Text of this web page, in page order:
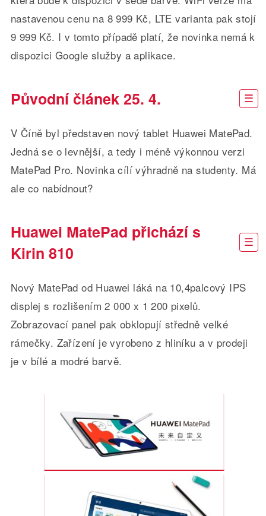
nastavenou cenu na 8 999 Kč, LTE varianta pak stojí
9 999 Kč. I v tomto případě platí, že novinka nemá k
dispozici Google služby a aplikace.
Původní článek 25. 4.
V Číně byl představen nový tablet Huawei MatePad.
Jedná se o levnější, a tedy i méně výkonnou verzi
MatePad Pro. Novinka cílí výhradně na studenty. Má
ale co nabídnout?
Huawei MatePad přichází s
Kirin 810
Nový MatePad od Huawei láká na 10,4palcový IPS
displej s rozlišením 2 000 x 1 200 pixelů.
Zobrazovací panel pak obklopují středně velké
rámečky. Zařízení je vyrobeno z hliníku a v prodeji
je v bílé a modré barvě.